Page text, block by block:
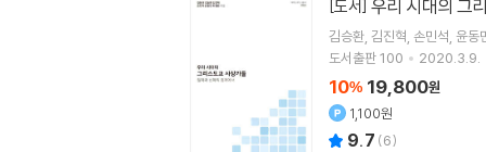
[도서] 우리 시대의 그
김승환 김진혁 손민석 윤동
도서출판 100
2020.3.9.
10% 19,800원
1,100원
9.7 (6)